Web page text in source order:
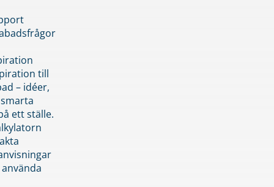
till
– idéer,
ett ställe.